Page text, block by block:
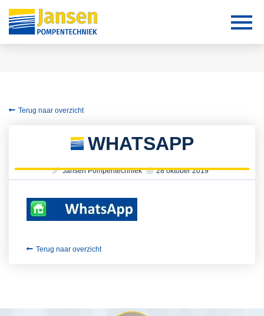
Terug naar overzicht
WHATSAPP
Jansen Pompentechniek 28 oktober 2019
Terug naar overzicht